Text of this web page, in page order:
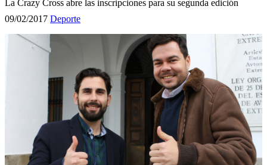
La Crazy Cross abre las inscripciones para su segunda edición
09/02/2017 Deporte